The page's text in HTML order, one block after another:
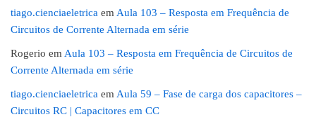
tiago.cienciaeletrica em Aula 103 – Resposta em Frequência de
Circuitos de Corrente Alternada em série
Rogerio em Aula 103 – Resposta em Frequência de Circuitos de
Corrente Alternada em série
tiago.cienciaeletrica em Aula 59 – Fase de carga dos capacitores –
Circuitos RC | Capacitores em CC